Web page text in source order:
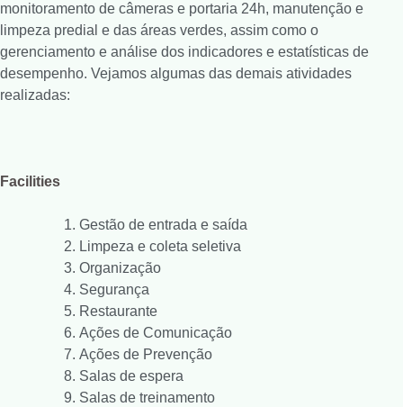
monitoramento de câmeras e portaria 24h, manutenção e
limpeza predial e das áreas verdes, assim como o
gerenciamento e análise dos indicadores e estatísticas de
desempenho. Vejamos algumas das demais atividades
realizadas:
Facilities
Gestão de entrada e saída
Limpeza e coleta seletiva
Organização
Segurança
Restaurante
Ações de Comunicação
Ações de Prevenção
Salas de espera
Salas de treinamento